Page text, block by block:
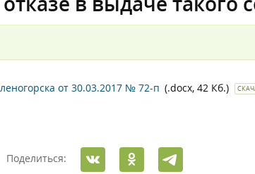
от 30.03.2017 № 72-п (.docx, 42 Кб.)
Поделиться: